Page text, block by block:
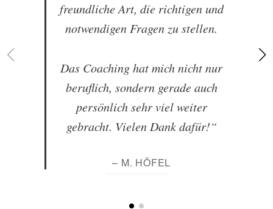
freundliche Art, die richtigen und
notwendigen Fragen zu stellen.
Das Coaching hat mich nicht nur
beruflich, sondern gerade auch
persönlich sehr viel weiter
gebracht. Vielen Dank dafür!“
– M. HÖFEL